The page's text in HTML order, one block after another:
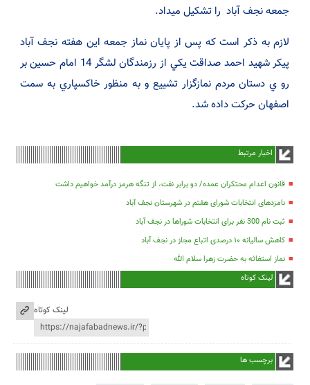
جمعه نجف آباد را تشكيل ميداد.
لازم به ذكر است كه پس از پايان نماز جمعه اين هفته نجف آباد
پيكر شهيد احمد صداقت يكي از رزمندگان لشگر 14 امام حسين بر
رو ي دستان مردم نمازگزار تشييع و به منظور خاكسپاري به سمت
اصفهان حركت داده شد.
اخبار مرتبط
قانون اعدام محتکران عمده/ دو برابر نفت، از تنگه هرمز درآمد خواهیم داشت
نامزدهای انتخابات شورای هفتم در شهرستان نجف آباد
ثبت نام 300 نفر برای انتخابات شوراها در نجف آباد
کاهش سالیانه ۱۰ درصدی اتباع مجاز در نجف آباد
نماز استغاثه به حضرت زهرا سلام الله
لینک کوتاه
لینک کوتاه
برچسب ها